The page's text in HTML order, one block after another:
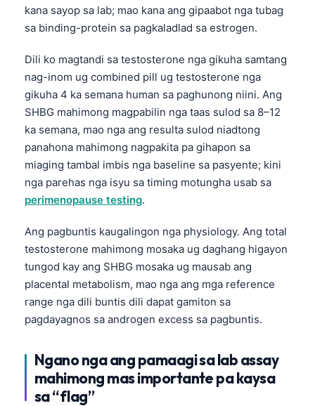
kana sayop sa lab; mao kana ang gipaabot nga tubag
sa binding-protein sa pagkaladlad sa estrogen.
Dili ko magtandi sa testosterone nga gikuha samtang
nag-inom ug combined pill ug testosterone nga
gikuha 4 ka semana human sa paghunong niini. Ang
SHBG mahimong magpabilin nga taas sulod sa 8–12
ka semana, mao nga ang resulta sulod niadtong
panahona mahimong nagpakita pa gihapon sa
miaging tambal imbis nga baseline sa pasyente; kini
nga parehas nga isyu sa timing motungha usab sa
perimenopause testing.
Ang pagbuntis kaugalingon nga physiology. Ang total
testosterone mahimong mosaka ug daghang higayon
tungod kay ang SHBG mosaka ug mausab ang
placental metabolism, mao nga ang mga reference
range nga dili buntis dili dapat gamiton sa
pagdayagnos sa androgen excess sa pagbuntis.
Ngano nga ang pamaagi sa lab assay
mahimong mas importante pa kaysa
sa “flag”
Հայերեն
Íslenska
Svenska
Azərbaycan dili
Eesti
Čeština
ქართული
Русский
Lietuvių kalba
Polski
한국어
Slovenščina
Shqip